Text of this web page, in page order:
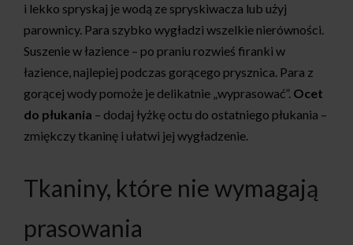
i lekko spryskaj je wodą ze spryskiwacza lub użyj
parownicy. Para szybko wygładzi wszelkie nierówności.
Suszenie w łazience – po praniu rozwieś firanki w
łazience, najlepiej podczas gorącego prysznica. Para z
gorącej wody pomoże je delikatnie „wyprasować”. Ocet
do płukania – dodaj łyżkę octu do ostatniego płukania –
zmiękczy tkaninę i ułatwi jej wygładzenie.
Tkaniny, które nie wymagają
prasowania